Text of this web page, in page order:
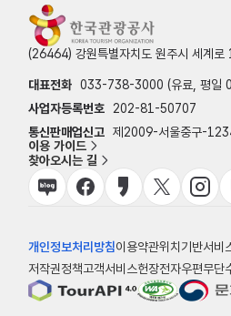
(26464) 강원특별자치도 원주시 세계로
대표전화 033-738-3000 (유료, 평일
사업자등록번호
202-81-50707
통신판매업신고 제2009-서울중구-
이용 가이드
찾아오시는 길
개인정보처리방침이용약관위치기반서비
저작권정책고객서비스헌장전자우편무단